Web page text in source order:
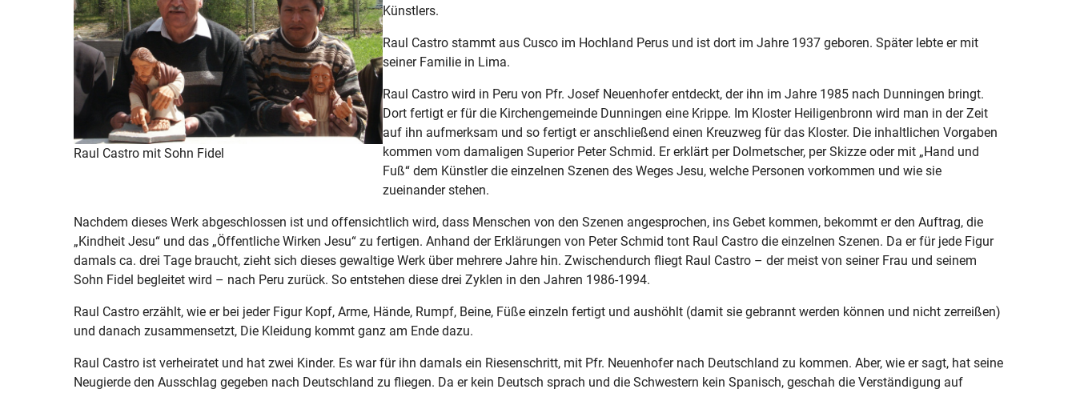
Raul Castro mit Sohn Fidel
Künstlers.
Raul Castro stammt aus Cusco im Hochland Perus und ist dort im Jahre 1937 geboren. Später lebte er mit
seiner Familie in Lima.
Raul Castro wird in Peru von Pfr. Josef Neuenhofer entdeckt, der ihn im Jahre 1985 nach Dunningen bringt.
Dort fertigt er für die Kirchengemeinde Dunningen eine Krippe. Im Kloster Heiligenbronn wird man in der Zeit
auf ihn aufmerksam und so fertigt er anschließend einen Kreuzweg für das Kloster. Die inhaltlichen Vorgaben
kommen vom damaligen Superior Peter Schmid. Er erklärt per Dolmetscher, per Skizze oder mit „Hand und
Fuß“ dem Künstler die einzelnen Szenen des Weges Jesu, welche Personen vorkommen und wie sie
zueinander stehen.
Nachdem dieses Werk abgeschlossen ist und offensichtlich wird, dass Menschen von den Szenen angesprochen, ins Gebet kommen, bekommt er den Auftrag, die
„Kindheit Jesu“ und das „Öffentliche Wirken Jesu“ zu fertigen. Anhand der Erklärungen von Peter Schmid tont Raul Castro die einzelnen Szenen. Da er für jede Figur
damals ca. drei Tage braucht, zieht sich dieses gewaltige Werk über mehrere Jahre hin. Zwischendurch fliegt Raul Castro – der meist von seiner Frau und seinem
Sohn Fidel begleitet wird – nach Peru zurück. So entstehen diese drei Zyklen in den Jahren 1986-1994.
Raul Castro erzählt, wie er bei jeder Figur Kopf, Arme, Hände, Rumpf, Beine, Füße einzeln fertigt und aushöhlt (damit sie gebrannt werden können und nicht zerreißen)
und danach zusammensetzt, Die Kleidung kommt ganz am Ende dazu.
Raul Castro ist verheiratet und hat zwei Kinder. Es war für ihn damals ein Riesenschritt, mit Pfr. Neuenhofer nach Deutschland zu kommen. Aber, wie er sagt, hat seine
Neugierde den Ausschlag gegeben nach Deutschland zu fliegen. Da er kein Deutsch sprach und die Schwestern kein Spanisch, geschah die Verständigung auf